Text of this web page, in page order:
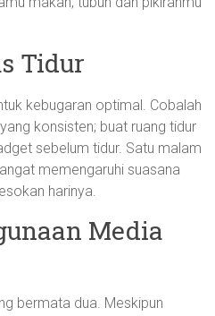
Tidur
kebugaran optimal. Cobalah
konsisten; buat ruang tidur
sebelum tidur. Satu malam
memengaruhi suasana
harinya.
Media
bermata dua. Meskipun